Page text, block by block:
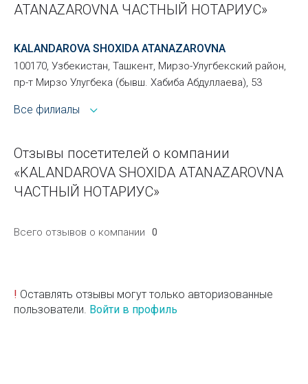
ATANAZAROVNA ЧАСТНЫЙ НОТАРИУС»
KALANDAROVA SHOXIDA ATANAZAROVNA
100170, Узбекистан, Ташкент, Мирзо-Улугбекский район,
пр-т Мирзо Улугбека (бывш. Хабиба Абдуллаева), 53
Все филиалы
Отзывы посетителей о компании
«KALANDAROVA SHOXIDA ATANAZAROVNA
ЧАСТНЫЙ НОТАРИУС»
Всего отзывов о компании 0
! Оставлять отзывы могут только авторизованные
пользователи. Войти в профиль